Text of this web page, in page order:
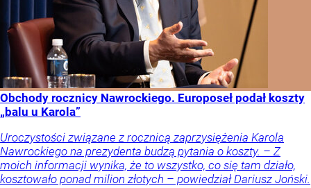
Obchody rocznicy Nawrockiego. Europoseł podał koszty
„balu u Karola”
Uroczystości związane z rocznicą zaprzysiężenia Karola
Nawrockiego na prezydenta budzą pytania o koszty. – Z
moich informacji wynika, że to wszystko, co się tam działo,
kosztowało ponad milion złotych – powiedział Dariusz Joński.